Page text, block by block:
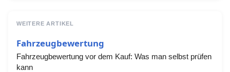
WEITERE ARTIKEL
Fahrzeugbewertung
Fahrzeugbewertung vor dem Kauf: Was man selbst prüfen
kann